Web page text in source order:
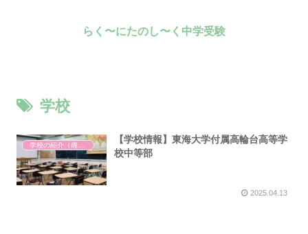
らく〜にたのし〜く中学受験
学校
【学校情報】東海大学付属高輪台高等学
校中等部
2025.04.13